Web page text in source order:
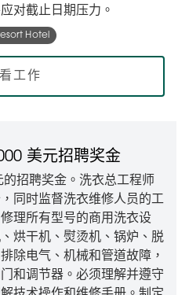
对截止日期压力。
Hotel
工作
美元招聘奖金
招聘奖金。洗衣总工程师
同时监督洗衣维修人员的工
理所有型号的商用洗衣设
烘干机、熨烫机、锅炉、脱
除电气、机械和管道故障，
和调节器。必须理解并遵守